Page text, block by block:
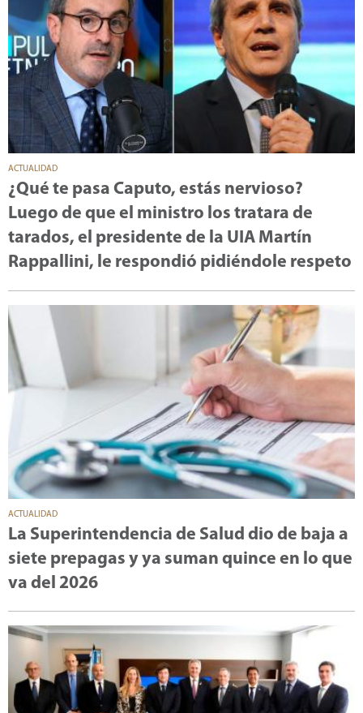
ACTUALIDAD
¿Qué te pasa Caputo, estás nervioso?
Luego de que el ministro los tratara de
tarados, el presidente de la UIA Martín
Rappallini, le respondió pidiéndole respeto
ACTUALIDAD
La Superintendencia de Salud dio de baja a
siete prepagas y ya suman quince en lo que
va del 2026